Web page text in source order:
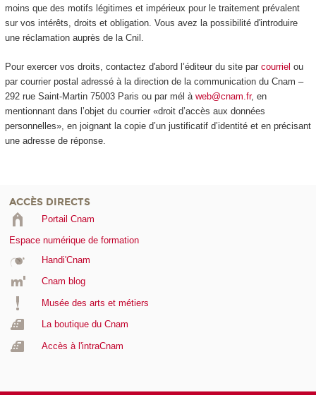
moins que des motifs légitimes et impérieux pour le traitement prévalent
sur vos intérêts, droits et obligation. Vous avez la possibilité d'introduire
une réclamation auprès de la Cnil.
Pour exercer vos droits, contactez d'abord l’éditeur du site par courriel ou
par courrier postal adressé à la direction de la communication du Cnam –
292 rue Saint-Martin 75003 Paris ou par mél à web@cnam.fr, en
mentionnant dans l’objet du courrier «droit d’accès aux données
personnelles», en joignant la copie d’un justificatif d’identité et en précisant
une adresse de réponse.
ACCÈS DIRECTS
Portail Cnam
Espace numérique de formation
Handi'Cnam
Cnam blog
Musée des arts et métiers
La boutique du Cnam
Accès à l'intraCnam